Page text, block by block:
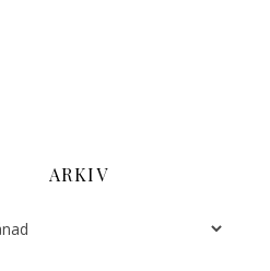
ARKIV